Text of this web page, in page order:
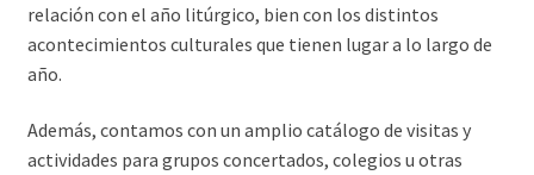
relación con el año litúrgico, bien con los distintos
acontecimientos culturales que tienen lugar a lo largo de
año.
Además, contamos con un amplio catálogo de visitas y
actividades para grupos concertados, colegios u otras